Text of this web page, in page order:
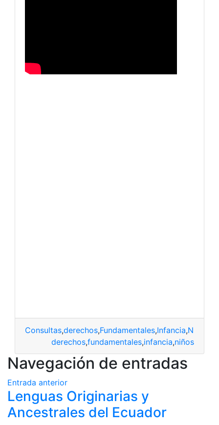
Consultas,derechos,Fundamentales,Infancia,Niños
derechos,fundamentales,infancia,niños
Navegación de entradas
Entrada anterior
Lenguas Originarias y
Ancestrales del Ecuador